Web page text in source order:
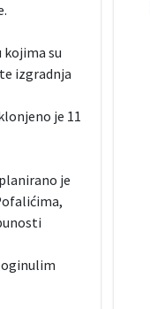
su
izgradnja
je 11
je